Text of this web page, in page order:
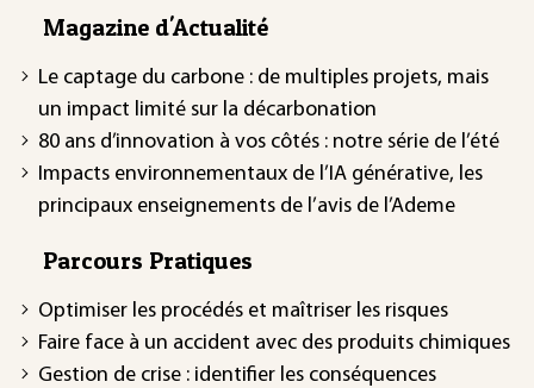
Magazine d'Actualité
Le captage du carbone : de multiples projets, mais
un impact limité sur la décarbonation
80 ans d’innovation à vos côtés : notre série de l’été
Impacts environnementaux de l’IA générative, les
principaux enseignements de l’avis de l’Ademe
Parcours Pratiques
Optimiser les procédés et maîtriser les risques
Faire face à un accident avec des produits chimiques
Gestion de crise : identifier les conséquences